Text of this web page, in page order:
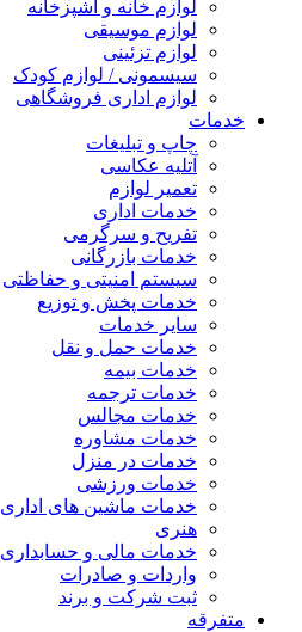
لوازم خانه و آشپزخانه
لوازم موسیقی
لوازم تزئینی
سیسمونی / لوازم کودک
لوازم اداری فروشگاهی
خدمات
چاپ و تبلیغات
آتلیه عکاسی
تعمیر لوازم
خدمات اداری
تفریح و سرگرمی
خدمات بازرگانی
سیستم امنیتی و حفاظتی
خدمات پخش و توزیع
سایر خدمات
خدمات حمل و نقل
خدمات بیمه
خدمات ترجمه
خدمات مجالس
خدمات مشاوره
خدمات در منزل
خدمات ورزشی
خدمات ماشین های اداری
هنری
خدمات مالی و حسابداری
واردات و صادرات
ثبت شرکت و برند
متفرقه